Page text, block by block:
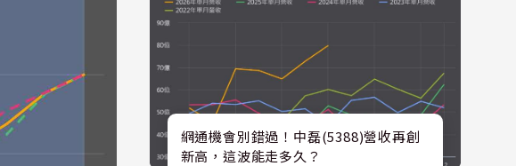
網通機會別錯過！中磊(5388)營收再創
新高，這波能走多久？